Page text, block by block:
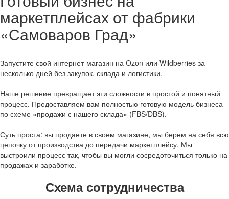
маркетплейсах от фабрики
«Самоваров Град»
Запустите свой интернет-магазин на Ozon или Wildberries за
несколько дней без закупок, склада и логистики.
Наше решение превращает эти сложности в простой и понятный
процесс. Предоставляем вам полностью готовую модель бизнеса
по схеме «продажи с нашего склада» (FBS/DBS).
Суть проста: вы продаете в своем магазине, мы берем на себя всю
цепочку от производства до передачи маркетплейсу. Мы
выстроили процесс так, чтобы вы могли сосредоточиться только на
продажах и заработке.
Схема сотрудничества